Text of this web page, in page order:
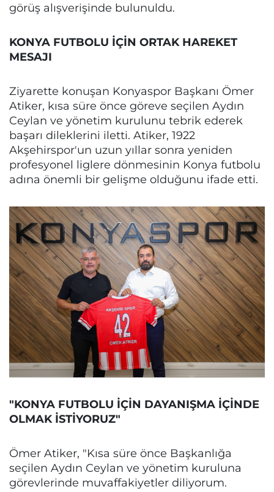
görüş alışverişinde bulunuldu.
KONYA FUTBOLU İÇİN ORTAK HAREKET
MESAJI
Ziyarette konuşan Konyaspor Başkanı Ömer
Atiker, kısa süre önce göreve seçilen Aydın
Ceylan ve yönetim kurulunu tebrik ederek
başarı dileklerini iletti. Atiker, 1922
Akşehirspor'un uzun yıllar sonra yeniden
profesyonel liglere dönmesinin Konya futbolu
adına önemli bir gelişme olduğunu ifade etti.
"KONYA FUTBOLU İÇİN DAYANIŞMA İÇİNDE
OLMAK İSTİYORUZ"
Ömer Atiker, "Kısa süre önce Başkanlığa
seçilen Aydın Ceylan ve yönetim kuruluna
görevlerinde muvaffakiyetler diliyorum.